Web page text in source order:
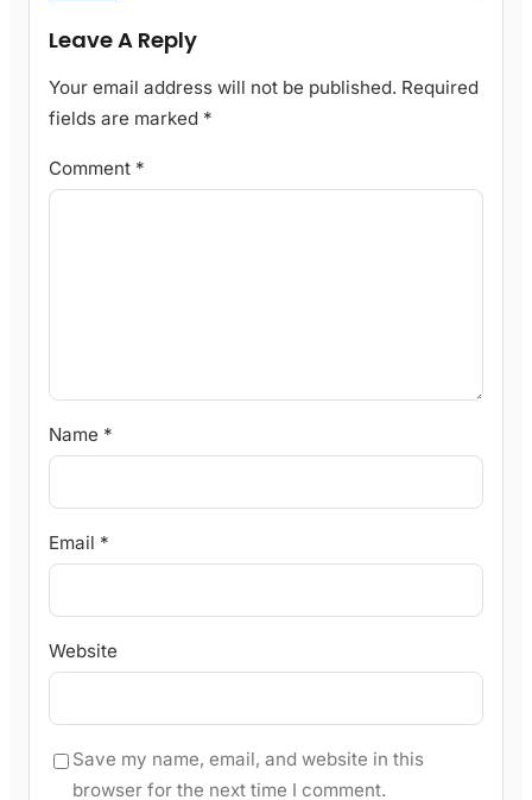
Leave A Reply
Your email address will not be published. Required
fields are marked *
Comment *
Name *
Email *
Website
Save my name, email, and website in this
browser for the next time I comment.